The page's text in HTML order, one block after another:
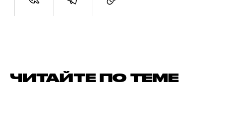
ЧИТАЙТЕ ПО ТЕМЕ